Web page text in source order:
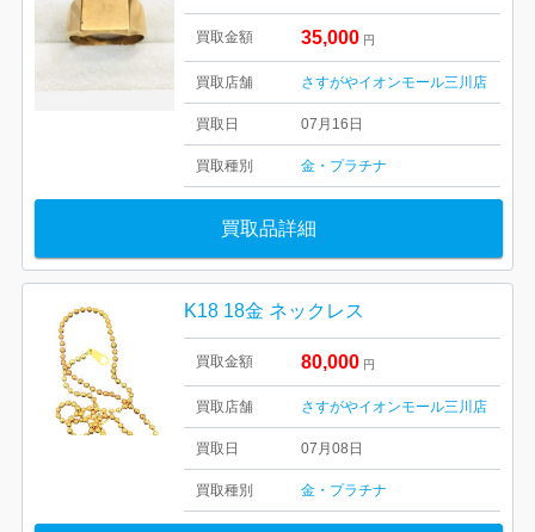
買取金額 35,000 円
買取店舗 さすがやイオンモール三川店
買取日 07月16日
買取種別 金・プラチナ
買取品詳細
K18 18金 ネックレス
買取金額 80,000 円
買取店舗 さすがやイオンモール三川店
買取日 07月08日
買取種別 金・プラチナ